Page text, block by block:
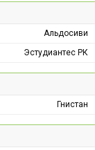
Альдосиви
Эстудиантес РК
Гнистан